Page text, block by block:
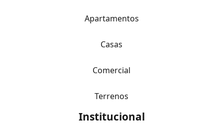
Apartamentos
Casas
Comercial
Terrenos
Institucional